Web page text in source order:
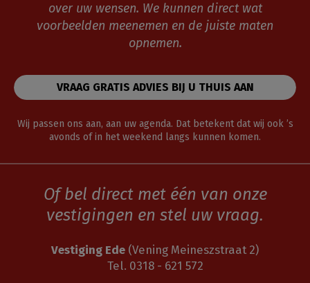
over uw wensen. We kunnen direct wat
voorbeelden meenemen en de juiste maten
opnemen.
VRAAG GRATIS ADVIES BIJ U THUIS AAN
Wij passen ons aan, aan uw agenda. Dat betekent dat wij ook ’s
avonds of in het weekend langs kunnen komen.
Of bel direct met één van onze
vestigingen en stel uw vraag.
Vestiging Ede (Vening Meineszstraat 2)
Tel. 0318 - 621 572